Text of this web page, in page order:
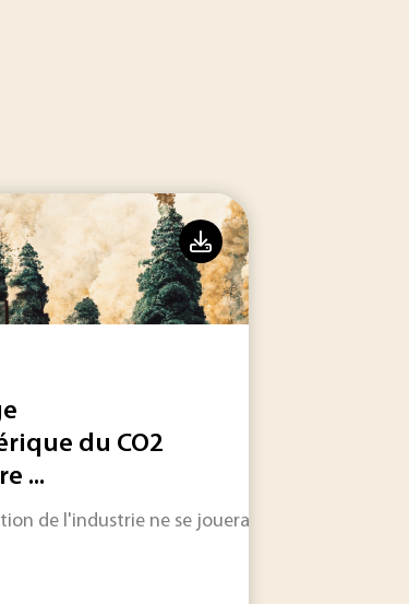
de décarbonation.
du CO2
...
de l'industrie ne se jouera pas uniquement